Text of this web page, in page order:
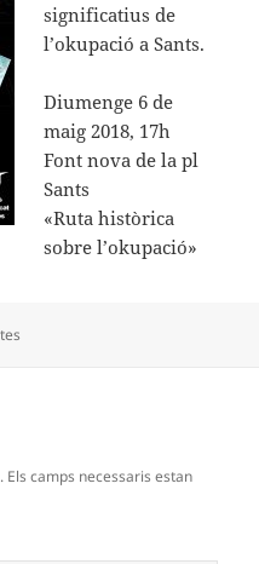
significatius de
l’okupació a Sants.
Diumenge 6 de
maig 2018, 17h
Font nova de la pl
Sants
«Ruta històrica
sobre l’okupació»
Els camps necessaris estan